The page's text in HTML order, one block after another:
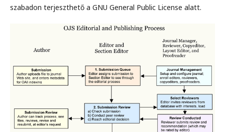
szabadon terjeszthető a GNU General Public License alatt.